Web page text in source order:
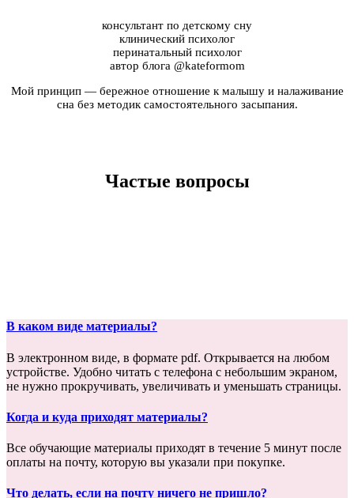
консультант по детскому сну
клинический психолог
перинатальный психолог
автор блога @kateformom
Мой принцип — бережное отношение к малышу и налаживание
сна без методик самостоятельного засыпания.
Частые вопросы
В каком виде материалы?
В электронном виде, в формате pdf. Открывается на любом
устройстве. Удобно читать с телефона с небольшим экраном,
не нужно прокручивать, увеличивать и уменьшать страницы.
Когда и куда приходят материалы?
Все обучающие материалы приходят в течение 5 минут после
оплаты на почту, которую вы указали при покупке.
Что делать, если на почту ничего не пришло?